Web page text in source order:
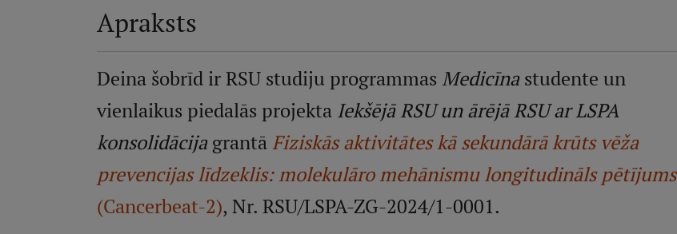
Apraksts
Deina šobrīd ir RSU studiju programmas Medicīnastudente un
vienlaikus piedalās projekta Iekšējā RSU un ārējā RSU ar LSPA
konsolidācijagrantā Fiziskās aktivitātes kā sekundārā krūts vēža
prevencijas līdzeklis: molekulāro mehānismu longitudināls pētījums
(Cancerbeat-2), Nr. RSU/LSPA-ZG-2024/1-0001.